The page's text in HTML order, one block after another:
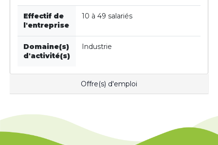
Effectif de
l'entreprise
10 à 49 salariés
Domaine(s)
d'activité(s)
Industrie
Offre(s) d'emploi